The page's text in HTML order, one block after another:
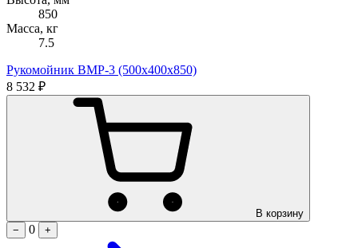
850
Масса, кг
7.5
Рукомойник ВМР-3 (500х400х850)
8 532 ₽
В корзину
−
0 +